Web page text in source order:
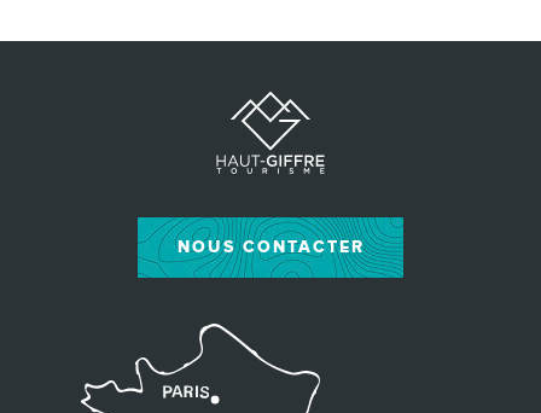
NOUS CONTACTER